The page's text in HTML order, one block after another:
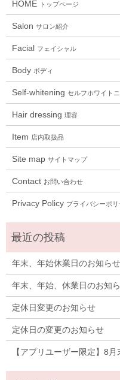
HOME トップページ
Salon サロン紹介
Facial フェイシャル
Body ボディ
Self-whitening セルフホワイト
Hair dressing 理容
Item 店内取扱品
Site map サイトマップ
Contact お問い合わせ
Privacy Policy プライバシーポリ
年末、年始休業日のお知らせ
年末、年始、休業日のお知
定休日変更のお知らせ
定休日の変更のお知らせ
【アプリユーザー限定】8